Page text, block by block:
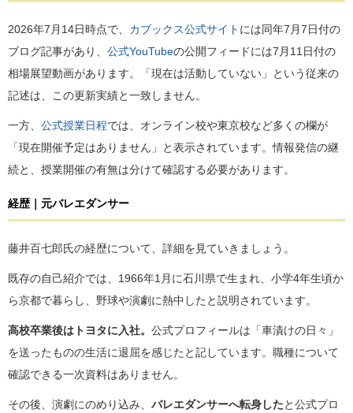
2026年7月14日時点で、 カブックス公式サイト には同年7月7日付の
ブログ記事があり、 公式YouTubeの公開フィードには7月11日付の
相場展望動画があります。「現在は活動していない」という従来の
記述は、この更新実績と一致しません。
一方、 公式授業日程では、オンライン校や東京校など多くの欄が
「現在開催予定はありません」と表示されています。情報発信の継
続と、授業開催の有無は分けて確認する必要があります。
経歴｜元バレエダンサー
藤井百七郎氏の経歴について、詳細を見ていきましょう。
既存の自己紹介では、1966年1月に石川県で生まれ、小学4年生頃か
ら京都で暮らし、野球や演劇に熱中したと説明されています。
高校卒業後はトヨタに入社。 公式プロフィールは「車漬けの日々」
を送ったものの生活に退屈を感じたと記しています。職種について
確認できる一次資料はありません。
その後、演劇にのめり込み、 バレエダンサーへ転身したと公式プロ